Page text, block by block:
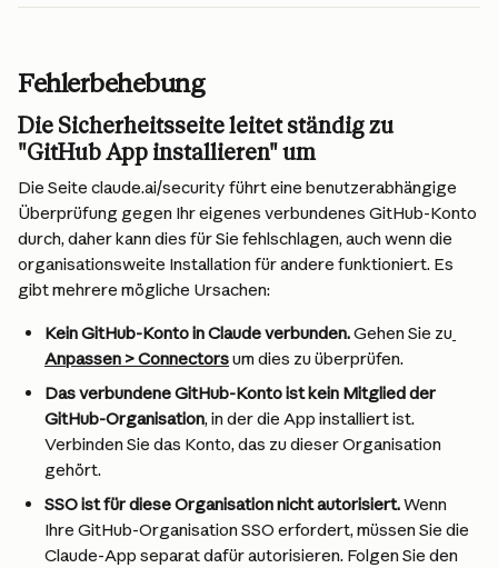
Fehlerbehebung
Die Sicherheitsseite leitet ständig zu
"GitHub App installieren" um
Die Seite claude.ai/security führt eine benutzerabhängige
Überprüfung gegen Ihr eigenes verbundenes GitHub-Konto
durch, daher kann dies für Sie fehlschlagen, auch wenn die
organisationsweite Installation für andere funktioniert. Es
gibt mehrere mögliche Ursachen:
Kein GitHub-Konto in Claude verbunden. Gehen Sie zu
Anpassen > Connectors um dies zu überprüfen.
Das verbundene GitHub-Konto ist kein Mitglied der
GitHub-Organisation, in der die App installiert ist.
Verbinden Sie das Konto, das zu dieser Organisation
gehört.
SSO ist für diese Organisation nicht autorisiert. Wenn
Ihre GitHub-Organisation SSO erfordert, müssen Sie die
Claude-App separat dafür autorisieren. Folgen Sie den